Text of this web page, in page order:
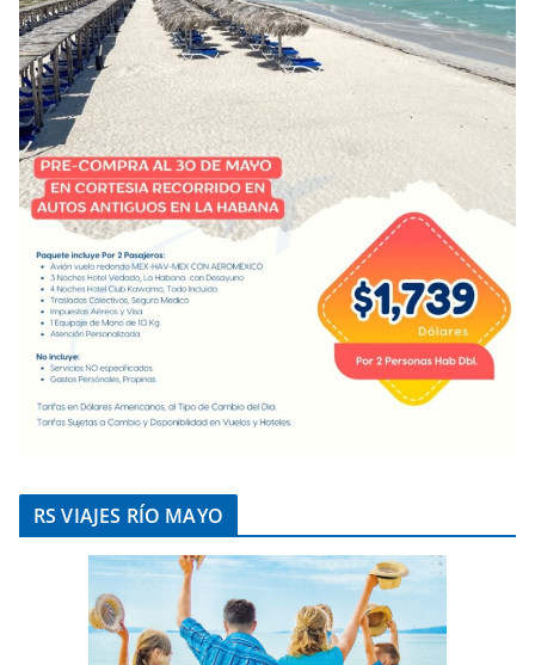
RS VIAJES RÍO MAYO